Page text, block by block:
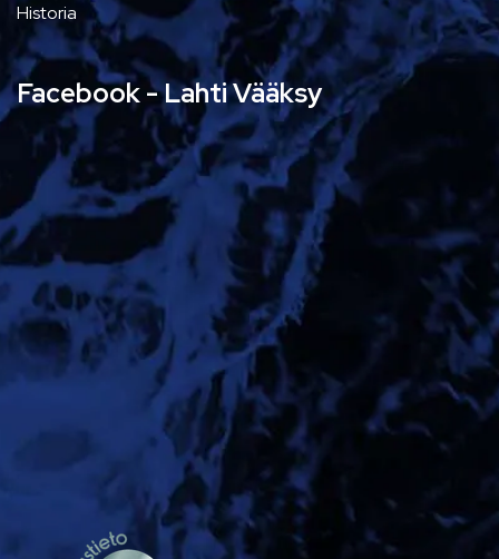
Historia
Facebook - Lahti Vääksy